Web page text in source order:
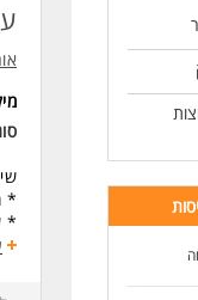
*
*
*